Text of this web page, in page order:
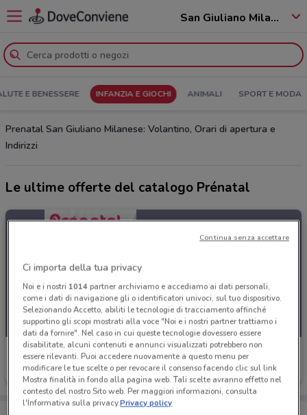
San Giuliano Milanese - 20098
E BENESSERE INFANZIA E GIOCHI ANIMALI SPORT E MODA
Prenatal San Giuliano Milanese: Volantino, Orari di apertura e
Indirizzi
Le ultime offerte del catalogo Prénatal
Prenatal
Scade il 17/08 2.5 km
Ci importa della tua privacy
Noi e i nostri 1014partner archiviamo e accediamo ai dati personali,
come i dati di navigazione gli o identificatori univoci, sul tuo dispositivo.
Selezionando Accetto, abiliti le tecnologie di tracciamento affinché
supportino gli scopi mostrati alla voce "Noi e i nostri partner trattiamo i
dati da fornire". Nel caso in cui queste tecnologie dovessero essere
disabilitate, alcuni contenuti e annunci visualizzati potrebbero non
essere rilevanti. Puoi accedere nuovamente a questo menu per
modificare le tue scelte o per revocare il consenso facendo clic sul link
Mostra finalità in fondo alla pagina web. Tali scelte avranno effetto nel
contesto del nostro Sito web. Per maggiori informazioni, consulta
l'Informativa sulla privacy.Privacy policy
Continua senza accettare